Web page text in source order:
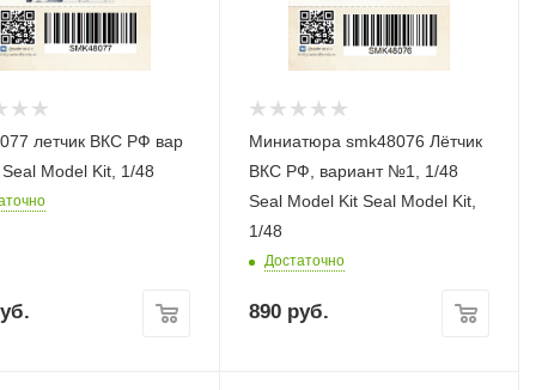
летчик ВКС РФ вар
Model Kit, 1/48
Миниатюра smk48076 Лётчик
ВКС РФ, вариант №1, 1/48
Seal Model Kit Seal Model Kit,
1/48
Достаточно
890 руб.